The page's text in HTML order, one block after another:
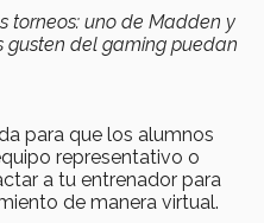
torneos: uno de Madden y
gusten del gaming puedan
para que los alumnos
representativo o
a tu entrenador para
de manera virtual.